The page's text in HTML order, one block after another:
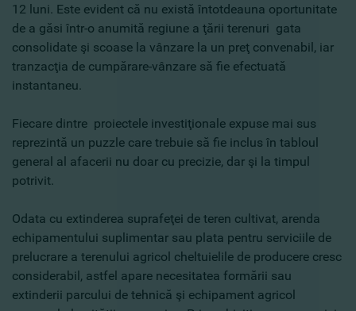
12 luni. Este evident că nu există întotdeauna oportunitate
de a găsi într-o anumită regiune a ţării terenuri gata
consolidate şi scoase la vânzare la un preţ convenabil, iar
tranzacţia de cumpărare-vânzare să fie efectuată
instantaneu.
Fiecare dintre proiectele investiţionale expuse mai sus
reprezintă un puzzle care trebuie să fie inclus în tabloul
general al afacerii nu doar cu precizie, dar şi la timpul
potrivit.
Odata cu extinderea suprafeţei de teren cultivat, arenda
echipamentului suplimentar sau plata pentru serviciile de
prelucrare a terenului agricol cheltuielile de producere cresc
considerabil, astfel apare necesitatea formării sau
extinderii parcului de tehnică şi echipament agricol